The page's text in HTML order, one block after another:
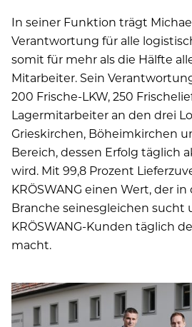
In seiner Funktion trägt
Verantwortung für alle
somit für mehr als die Hälfte
Mitarbeiter. Sein
200 Frische-LKW, 250
Lagermitarbeiter an den drei
Grieskirchen, Böheimkirchen
Bereich, dessen Erfolg täglich
wird. Mit 99,8 Prozent
KRÖSWANG einen Wert, der
Branche seinesgleichen sucht
KRÖSWANG-Kunden täglich
macht.